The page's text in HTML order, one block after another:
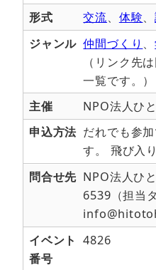
形式
交流、 体験、
ジャンル 仲間づくり 、
（リンク先
一覧です。）
主催
NPO法人ひ
申込方法 だれでも参
す。 飛び入
問合せ先 NPO法人ひ
6539（担当
イベント
番号
4826